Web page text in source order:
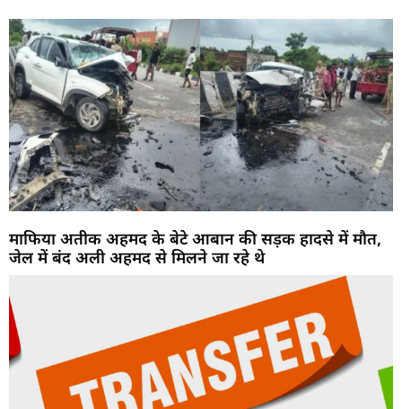
माफिया अतीक अहमद के बेटे आबान की सड़क हादसे में मौत,
जेल में बंद अली अहमद से मिलने जा रहे थे